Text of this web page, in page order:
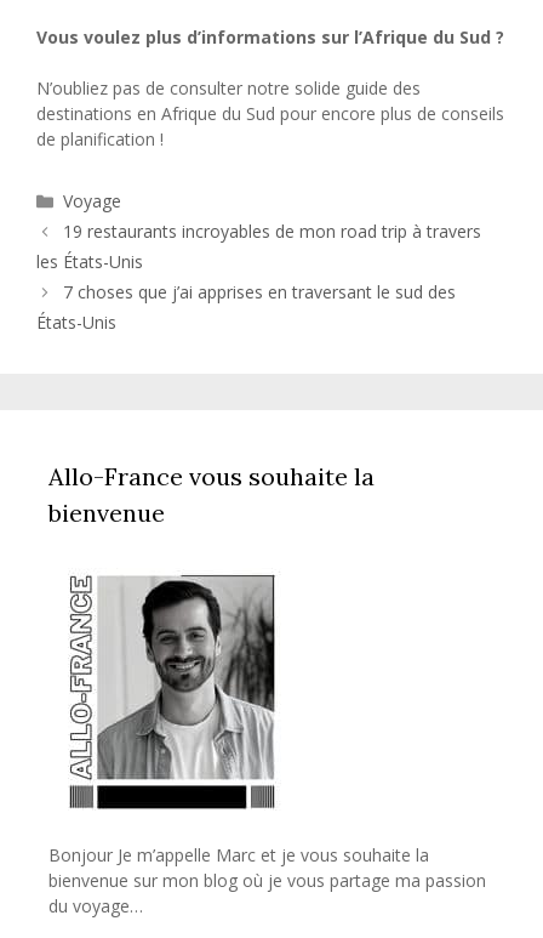
Vous voulez plus d’informations sur l’Afrique du Sud ?
N’oubliez pas de consulter notre solide guide des
destinations en Afrique du Sud pour encore plus de conseils
de planification !
Catégories
Voyage
19 restaurants incroyables de mon road trip à travers
les États-Unis
7 choses que j’ai apprises en traversant le sud des
États-Unis
Allo-France vous souhaite la
bienvenue
Bonjour Je m’appelle Marc et je vous souhaite la
bienvenue sur mon blog où je vous partage ma passion
du voyage…